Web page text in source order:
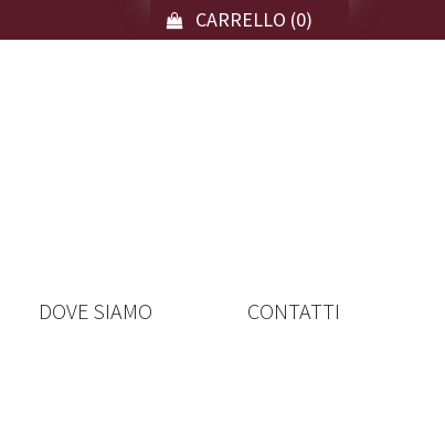
CARRELLO (0)
DOVE SIAMO CONTATTI